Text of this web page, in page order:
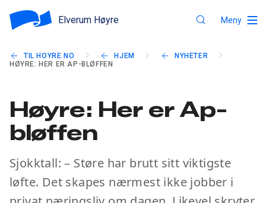
Elverum Høyre Meny
TIL HOYRE.NO HJEM
NYHETER
HØYRE: HER ER AP-BLØFFEN
Høyre: Her er Ap-
bløffen
Sjokktall: – Støre har brutt sitt viktigste
løfte. Det skapes nærmest ikke jobber i